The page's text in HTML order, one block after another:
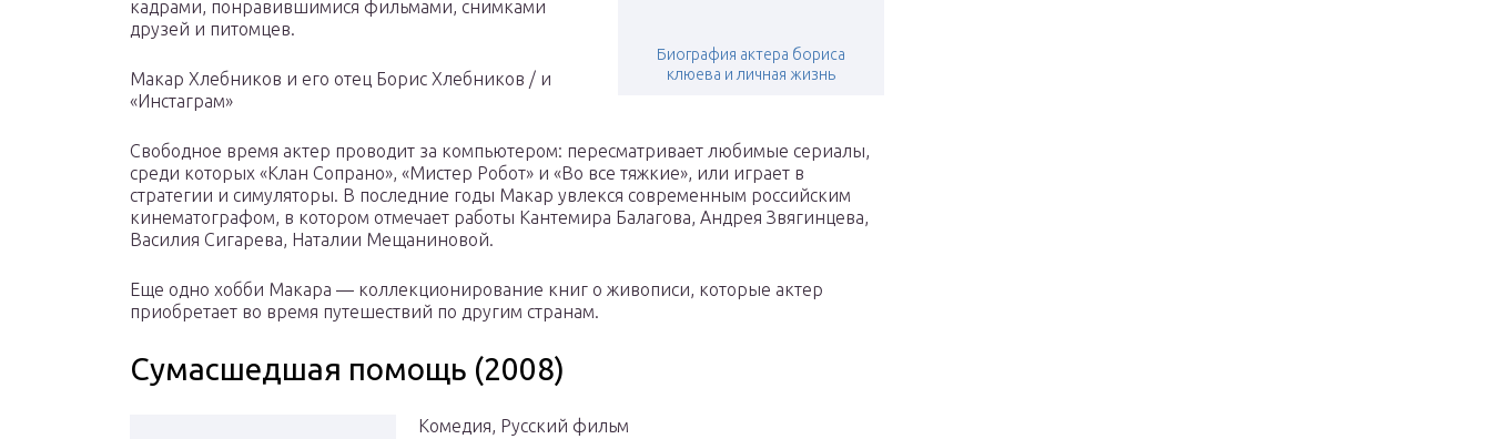
Биография актера бориса
клюева и личная жизнь
кадрами, понравившимися фильмами, снимками
друзей и питомцев.
Макар Хлебников и его отец Борис Хлебников / и
«Инстаграм»
Свободное время актер проводит за компьютером: пересматривает любимые сериалы,
среди которых «Клан Сопрано», «Мистер Робот» и «Во все тяжкие», или играет в
стратегии и симуляторы. В последние годы Макар увлекся современным российским
кинематографом, в котором отмечает работы Кантемира Балагова, Андрея Звягинцева,
Василия Сигарева, Наталии Мещаниновой.
Еще одно хобби Макара — коллекционирование книг о живописи, которые актер
приобретает во время путешествий по другим странам.
Сумасшедшая помощь (2008)
Комедия, Русский фильм